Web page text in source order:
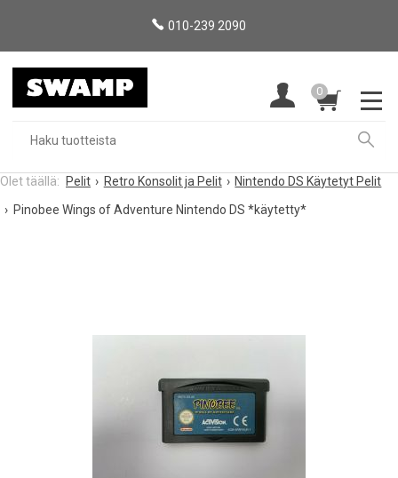
010-239 2090
0
Pelit Retro Konsolit ja Pelit
Nintendo DS Käytetyt Pelit
Pinobee Wings of Adventure Nintendo DS *käytetty*